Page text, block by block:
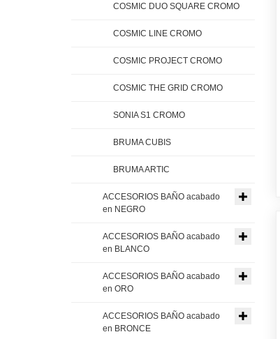
COSMIC DUO SQUARE CROMO
COSMIC LINE CROMO
COSMIC PROJECT CROMO
COSMIC THE GRID CROMO
SONIA S1 CROMO
BRUMA CUBIS
BRUMA ARTIC
ACCESORIOS BAÑO acabado
en NEGRO
ACCESORIOS BAÑO acabado
en BLANCO
ACCESORIOS BAÑO acabado
en ORO
ACCESORIOS BAÑO acabado
en BRONCE